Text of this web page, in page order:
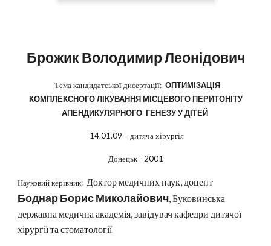
Брожик Володимир Леонідович
Тема кандидатської дисертації: ОПТИМІЗАЦІЯ
КОМПЛЕКСНОГО ЛІКУВАННЯ МІСЦЕВОГО ПЕРИТОНІТУ
АПЕНДИКУЛЯРНОГО ГЕНЕЗУ У ДІТЕЙ
14.01.09 – дитяча хірургія
Донецьк - 2001
Науковий керівник: Доктор медичних наук, доцент
Боднар Борис Миколайович, Буковинська
державна медична академія, завідувач кафедри дитячої
хірургії та стоматології